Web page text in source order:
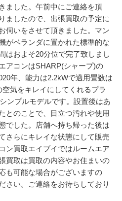
ました。午前中にご連絡を頂
ましたので、出張買取の予定に
伺いをさせて頂きました。マン
がベランダに置かれた標準的な
はおよそ20分位で完了致しまし
アコンはSHARP(シャープ)の
年、能力は2.2kWで適用畳数は
気をキレイにしてくれるプラ
ンプルモデルです。設置後はあ
とのことで、目立つ汚れや使用
でした。店舗へ持ち帰った後は
さらにキレイな状態にして販売
ン買取エイブイではルームエア
買取は買取の内容やお住まいの
も可能な場合がございますの
さい。ご連絡をお待ちしており